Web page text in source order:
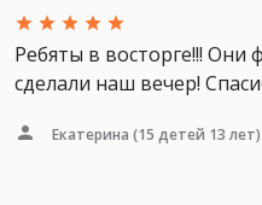
Ребяты в восторге!!! Они
сделали наш вечер!
Екатерина (15 детей 13 лет)